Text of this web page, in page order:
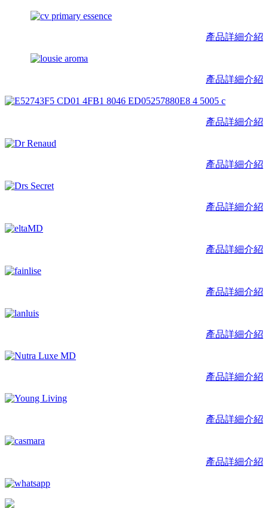
產品詳細介紹
產品詳細介紹
產品詳細介紹
產品詳細介紹
產品詳細介紹
產品詳細介紹
產品詳細介紹
產品詳細介紹
產品詳細介紹
產品詳細介紹
產品詳細介紹